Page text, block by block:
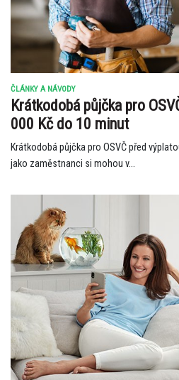
ČLÁNKY A NÁVODY
Krátkodobá půjčka pro
000 Kč do 10 minut
Krátkodobá půjčka pro OSVČ před
jako zaměstnanci si mohou v...